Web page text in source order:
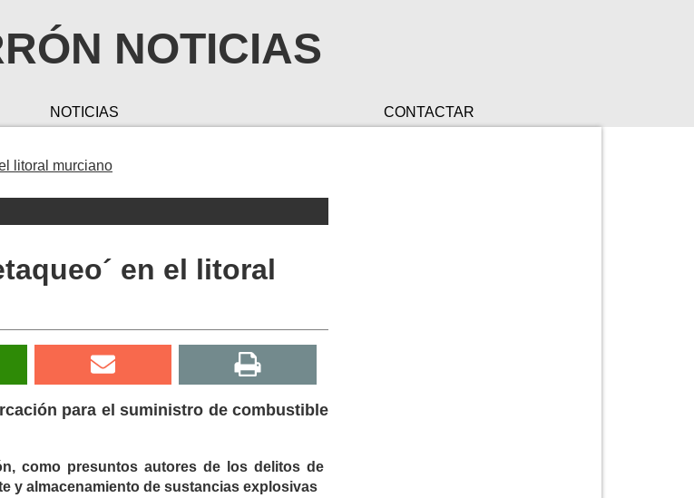
NOTICIAS
NOTICIAS CONTACTAR
litoral murciano
en el litoral
para el suministro de combustible
como presuntos autores de los delitos de
y almacenamiento de sustancias explosivas